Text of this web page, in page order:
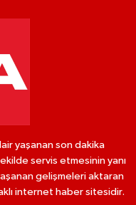
yaşanan son dakika
servis etmesinin yanı
gelişmeleri aktaran
internet haber sitesidir.